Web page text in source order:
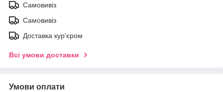
Самовивіз
Самовивіз
Доставка кур'єром
Всі умови доставки
Умови оплати